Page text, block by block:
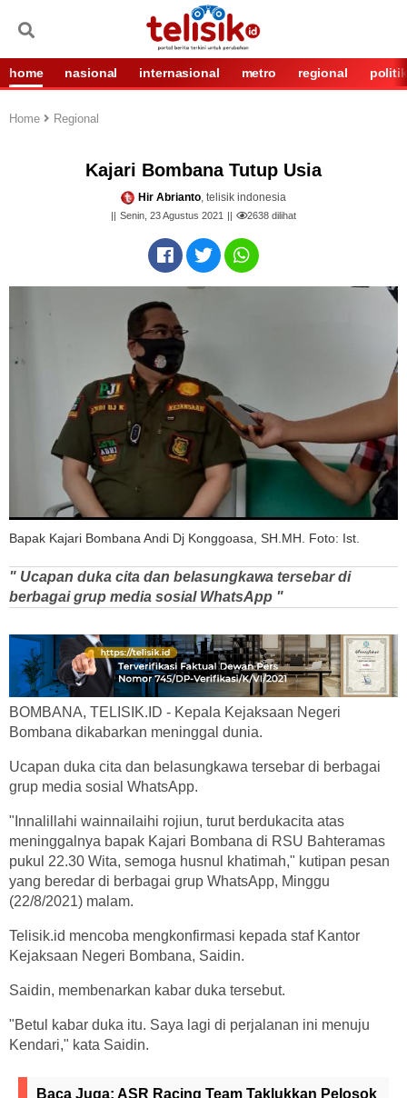
home nasional internasional metro regional politik
Home Regional
Kajari Bombana Tutup Usia
Hir Abrianto, telisik indonesia
Senin, 23 Agustus 2021 2638 dilihat
Bapak Kajari Bombana Andi Dj Konggoasa, SH.MH. Foto: Ist.
" Ucapan duka cita dan belasungkawa tersebar di
berbagai grup media sosial WhatsApp "
BOMBANA, TELISIK.ID - Kepala Kejaksaan Negeri
Bombana dikabarkan meninggal dunia.
Ucapan duka cita dan belasungkawa tersebar di berbagai
grup media sosial WhatsApp.
"Innalillahi wainnailaihi rojiun, turut berdukacita atas
meninggalnya bapak Kajari Bombana di RSU Bahteramas
pukul 22.30 Wita, semoga husnul khatimah," kutipan pesan
yang beredar di berbagai grup WhatsApp, Minggu
(22/8/2021) malam.
Telisik.id mencoba mengkonfirmasi kepada staf Kantor
Kejaksaan Negeri Bombana, Saidin.
Saidin, membenarkan kabar duka tersebut.
"Betul kabar duka itu. Saya lagi di perjalanan ini menuju
Kendari," kata Saidin.
Baca Juga: ASR Racing Team Taklukkan Pelosok